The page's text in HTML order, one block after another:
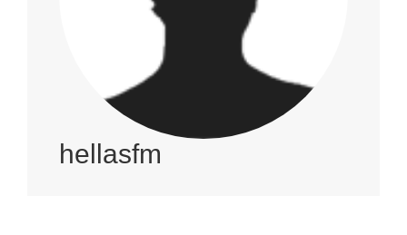
hellasfm